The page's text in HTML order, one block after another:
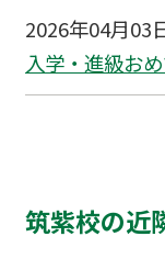
2026年04月03
入学・進級お
筑紫校の近